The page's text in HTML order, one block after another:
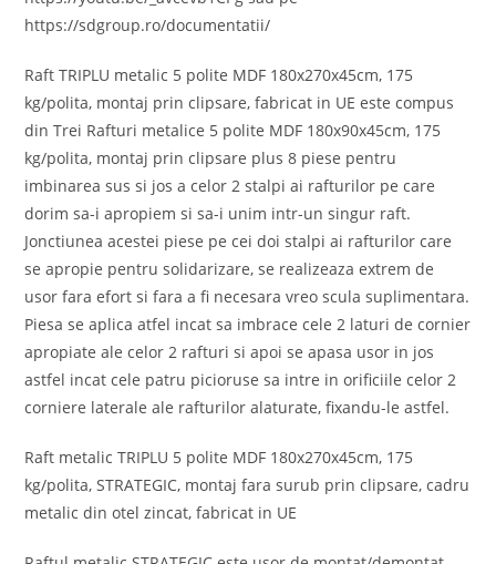
https://sdgroup.ro/documentatii/
Raft TRIPLU metalic 5 polite MDF 180x270x45cm, 175
kg/polita, montaj prin clipsare, fabricat in UE este compus
din Trei Rafturi metalice 5 polite MDF 180x90x45cm, 175
kg/polita, montaj prin clipsare plus 8 piese pentru
imbinarea sus si jos a celor 2 stalpi ai rafturilor pe care
dorim sa-i apropiem si sa-i unim intr-un singur raft.
Jonctiunea acestei piese pe cei doi stalpi ai rafturilor care
se apropie pentru solidarizare, se realizeaza extrem de
usor fara efort si fara a fi necesara vreo scula suplimentara.
Piesa se aplica atfel incat sa imbrace cele 2 laturi de cornier
apropiate ale celor 2 rafturi si apoi se apasa usor in jos
astfel incat cele patru picioruse sa intre in orificiile celor 2
corniere laterale ale rafturilor alaturate, fixandu-le astfel.
Raft metalic TRIPLU 5 polite MDF 180x270x45cm, 175
kg/polita, STRATEGIC, montaj fara surub prin clipsare, cadru
metalic din otel zincat, fabricat in UE